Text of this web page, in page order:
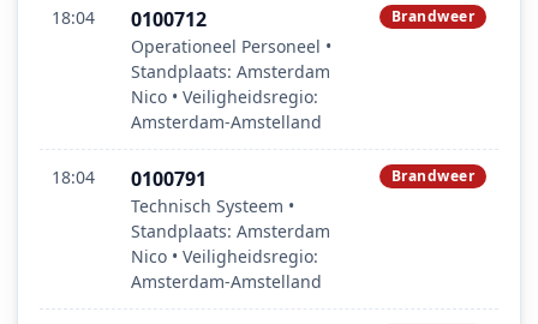
18:04 0100712
Operationeel Personeel •
Standplaats: Amsterdam
Nico • Veiligheidsregio:
Amsterdam-Amstelland
Brandweer
18:04 0100791
Technisch Systeem •
Standplaats: Amsterdam
Nico • Veiligheidsregio:
Amsterdam-Amstelland
Brandweer